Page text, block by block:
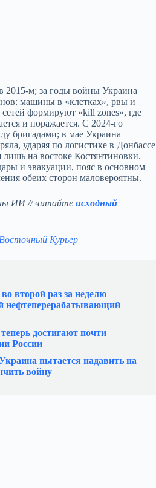
2015‑м; за годы войны Украина
машины в «клетках», рвы и
формируют «kill zones», где
и поражается. С 2024‑го
бригадами; в мае Украина
ударяя по логистике в Донбассе
на востоке Костянтиновки.
и эвакуации, пояс в основном
обеих сторон маловероятны.
ИИ // читайте исходный
Восточный Курьер
второй раз за неделю
нефтеперерабатывающий
достигают почти
России
пытается надавить на
войну